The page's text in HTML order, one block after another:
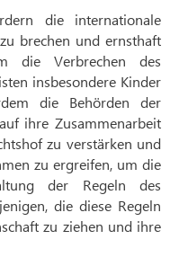
die internationale
brechen und ernsthaft
die Verbrechen des
insbesondere Kinder
die Behörden der
ihre Zusammenarbeit
zu verstärken und
zu ergreifen, um die
der Regeln des
die diese Regeln
zu ziehen und ihre